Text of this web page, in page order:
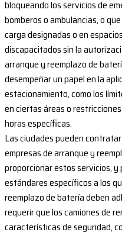
bloqueando los servicios de
bomberos o ambulancias, o
carga designadas o en
discapacitados sin la
arranque y reemplazo de
desempeñar un papel en la
estacionamiento, como los
en ciertas áreas o
horas específicas.
Las ciudades pueden
empresas de arranque y
proporcionar estos servicios,
estándares específicos a los
reemplazo de batería deben
requerir que los camiones de
características de seguridad,